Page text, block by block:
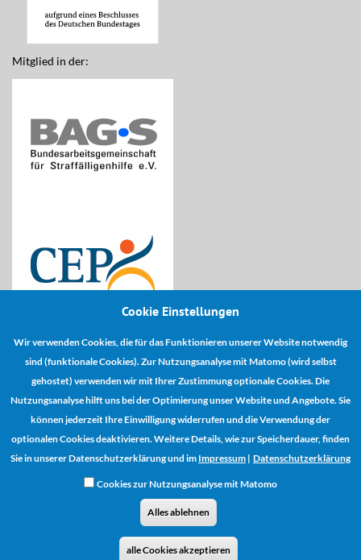
Cookie Einstellungen
Wir verwenden Cookies, die für das Funktionieren unserer Website notwendig
sind (funktionale Cookies). Zur Nutzungsanalyse mit Matomo (wird selbst
gehostet) verwenden wir mit Ihrer Zustimmung optionale Cookies. Die
Nutzungsanalyse hilft uns bei der Optimierung unser Website und Angebote. Sie
können jederzeit Ihre Einwilligung widerrufen und die Verwendung der
optionalen Cookies deaktivieren. Weitere Details, wie zur Speicherdauer, finden
Sie in unserer Datenschutzerklärung und im Impressum | Datenschutzerklärung
Cookies zur Nutzungsanalyse mit Matomo
Alles ablehnen
alle Cookies akzeptieren
Mitglied in der:
Kooperationspartner:
Zahlungs- und Versandinformationen
AGB
Impressum